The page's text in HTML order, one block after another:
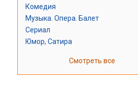
Комедия
Музыка. Опера. Балет
Сериал
Юмор, Сатира
Смотреть все